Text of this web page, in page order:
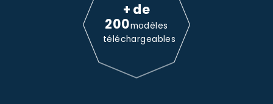
+ de
200modèles
téléchargeables